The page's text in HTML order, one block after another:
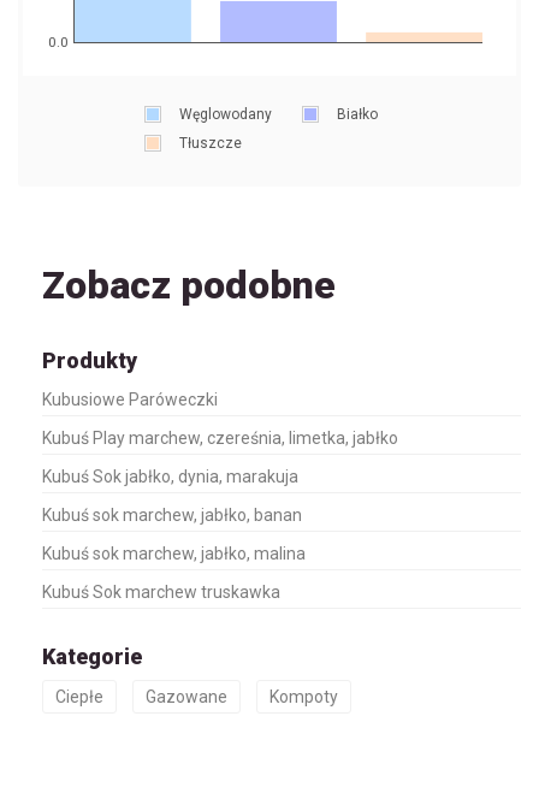
0.0
Węglowodany
Białko
Tłuszcze
Zobacz podobne
Produkty
Kubusiowe Paróweczki
Kubuś Play marchew, czereśnia, limetka, jabłko
Kubuś Sok jabłko, dynia, marakuja
Kubuś sok marchew, jabłko, banan
Kubuś sok marchew, jabłko, malina
Kubuś Sok marchew truskawka
Kategorie
Ciepłe Gazowane Kompoty